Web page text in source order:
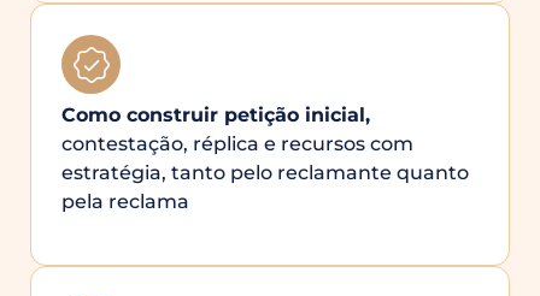
Como construir petição inicial,
contestação, réplica e recursos com
estratégia, tanto pelo reclamante quanto
pela reclama